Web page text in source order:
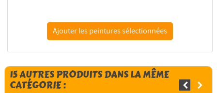
15 AUTRES PRODUITS DANS LA MÊME
CATÉGORIE :